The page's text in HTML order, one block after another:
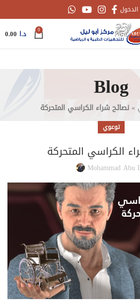
0 د.ا 0.00
Blog
»نصائح شراء الكراسي المتحركة
توعوي
الكراسي المتحركة
Mohammad Abu